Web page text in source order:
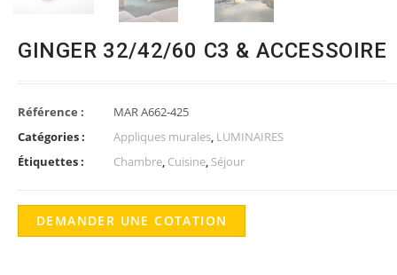
GINGER 32/42/60 C3 & ACCESSOIRE
Référence :
MAR A662-425
Catégories :
Appliques murales, LUMINAIRES
Étiquettes :
Chambre, Cuisine, Séjour
DEMANDER UNE COTATION